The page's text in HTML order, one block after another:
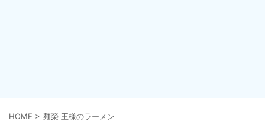
HOME > 麺榮 王様のラーメン